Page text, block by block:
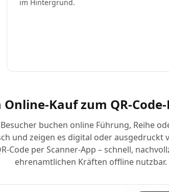
im Hintergrund.
Online-Kauf zum QR-
buchen online Führung, Reihe
und zeigen es digital oder ausgedruckt
Code per Scanner-App – schnell,
ehrenamtlichen Kräften offline nutzbar.